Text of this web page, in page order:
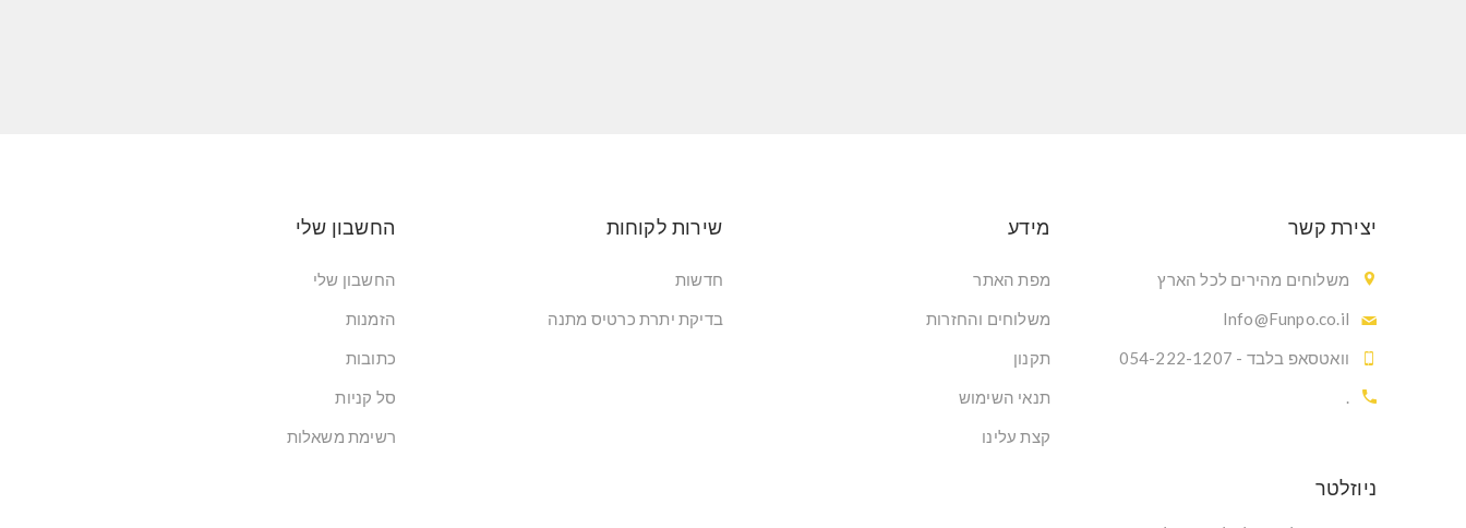
יצירת קשר
משלוחים מהירים לכל הארץ
Info@Funpo.co.il
וואטסאפ בלבד - 054-222-1207
.
מידע
מפת האתר
משלוחים והחזרות
תקנון
תנאי השימוש
קצת עלינו
שירות לקוחות
חדשות
בדיקת יתרת כרטיס מתנה
החשבון שלי
החשבון שלי
הזמנות
כתובות
סל קניות
רשימת משאלות
ניוזלטר